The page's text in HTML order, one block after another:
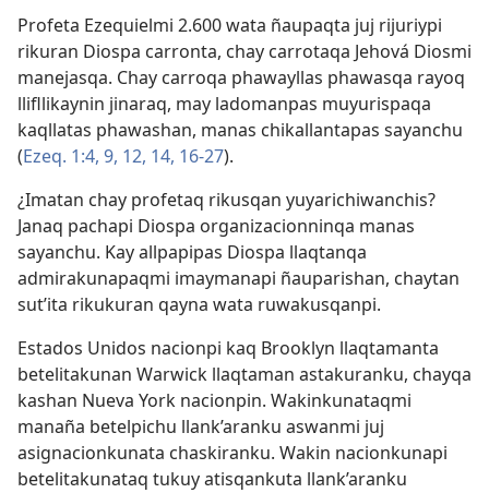
Profeta Ezequielmi 2.600 wata ñaupaqta juj rijuriypi
rikuran Diospa carronta, chay carrotaqa Jehová Diosmi
manejasqa. Chay carroqa phawayllas phawasqa rayoq
llifllikaynin jinaraq, may ladomanpas muyurispaqa
kaqllatas phawashan, manas chikallantapas sayanchu
(Ezeq. 1:4, 9, 12, 14, 16-27).
¿Imatan chay profetaq rikusqan yuyarichiwanchis?
Janaq pachapi Diospa organizacionninqa manas
sayanchu. Kay allpapipas Diospa llaqtanqa
admirakunapaqmi imaymanapi ñauparishan, chaytan
sut’ita rikukuran qayna wata ruwakusqanpi.
Estados Unidos nacionpi kaq Brooklyn llaqtamanta
betelitakunan Warwick llaqtaman astakuranku, chayqa
kashan Nueva York nacionpin. Wakinkunataqmi
manaña betelpichu llank’aranku aswanmi juj
asignacionkunata chaskiranku. Wakin nacionkunapi
betelitakunataq tukuy atisqankuta llank’aranku